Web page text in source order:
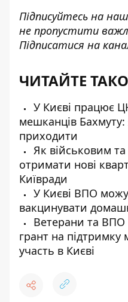
Підписуйтесь на наш
не пропустити
Підписатися на
ЧИТАЙТЕ
У Києві працює
мешканців Бахмуту:
приходити
Як військовим
отримати нові
Київради
У Києві ВПО
вакцинувати
Ветерани та
грант на підтримку
участь в Києві